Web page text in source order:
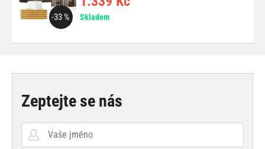
-33 % Skladem
Zeptejte se nás